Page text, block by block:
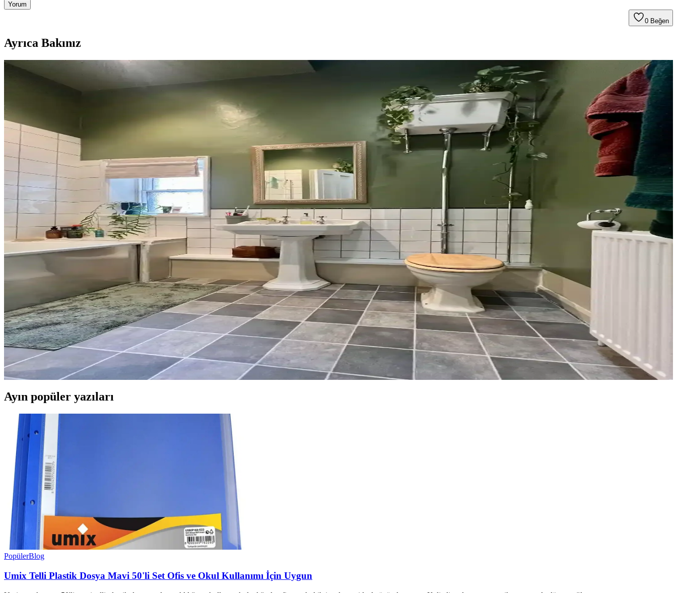
Yorum
0 Beğen
Ayrıca Bakınız
1960'lar Banyosunu Modernize Etmek İçin Renk, Malzeme ve Tasarım Önerileri
1960'lar banyolarını modernleştirmek için renk dengesi, mikroçimento duvarlar, şeffaf duş perdeleri ve pirinç donanımlar kullanılarak ferah ve estetik bir ortam yaratılabilir.
1970'ler Banyosunu 1000 Dolar Altında Yenilemek İçin Yüksek Getirili Güncellemeler
1970'lerden kalma banyoları 1000 dolar altı bütçeyle yenilemek için duvar boyası, aydınlatma, ayna ve fayans boyama gibi düşük maliyetli ama etkili yöntemler sunuluyor. Retro estetik korunuyor.
Tuvaletin Üstü İçin Fonksiyonel ve Estetik Dekorasyon ve Depolama Çözümleri
Tuvaletin üst kısmı, depolama dolapları, raflar, sanat eserleri ve uygun aydınlatma ile hem fonksiyonel hem de estetik hale getirilebilir. Doğru malzeme ve renk seçimi mekanın atmosferini dengeler.
Banyo Dekorasyonunda Havlu Renk Seçimi: Estetik ve Pratik İpuçları
Havlu renk seçimi, banyo dekorasyonunun uyumu ve pratikliği için önemlidir. Beyaz, siyah ve toprak tonları farklı avantajlar sunar. Doğru bakım ve uyumla estetik ve fonksiyonel sonuçlar elde edilir.
Banyo Dekorasyonunda Yeşil Tonları ve Güvenlik Önlemleriyle Estetik ve Fonksiyonellik
Banyo dekorasyonunda yeşil tonlar, altın detaylar ve çiçek desenleriyle estetik bir atmosfer oluştururken, perde seçimi ve düzenlemesi yangın riskini azaltmak için önemlidir.
Banyo Duvar Boyası Seçiminde Renk ve Donanım Uyumu: Modern ve Doğal Yaklaşımlar
Banyo duvar boyası seçimi, renk ve donanım uyumuyla mekanın atmosferini belirler. Mavi-gri, yeşil ve nötr tonlar rahatlatıcı ve doğal bir ortam sağlar. Siyah donanımlar mekan bütünlüğünü güçlendirir.
Küçük Yarım Banyoda Ekonomik ve Estetik Yenileme: Tasarım ve Maliyet Analizi
30 yıl sonra küçük bir yarım banyoda yapılan yenileme, mantar desenli duvar kağıdı ve uygun malzeme seçimiyle estetik ve işlevselliği artırdı. Maliyetler ve detaylar analiz edildi.
Kiralık Banyoda Dekorasyon ve Yenileme: Boya, Zemin ve Fayans Seçiminde Dikkat Edilmesi Gerekenler
Kiralık banyolarda boya, fayans ve zemin yenileme süreçlerinde dayanıklılık, estetik ve ev sahibi onayı ön plandadır. Bu rehber, pratik ve uyumlu dekorasyon önerileri sunar.
Ayın popüler yazıları
PopülerBlog
Umix Telli Plastik Dosya Mavi 50'li Set Ofis ve Okul Kullanımı İçin Uygun